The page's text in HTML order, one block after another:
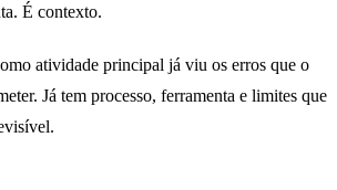
É contexto.
atividade principal já viu os erros que o
Já tem processo, ferramenta e limites que